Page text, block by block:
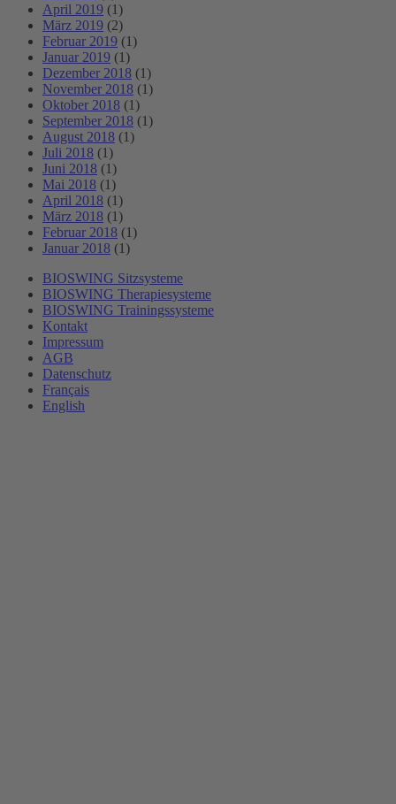
April 2019 (1)
März 2019 (2)
Februar 2019 (1)
Januar 2019 (1)
Dezember 2018 (1)
November 2018 (1)
Oktober 2018 (1)
September 2018 (1)
August 2018 (1)
Juli 2018 (1)
Juni 2018 (1)
Mai 2018 (1)
April 2018 (1)
März 2018 (1)
Februar 2018 (1)
Januar 2018 (1)
BIOSWING Sitzsysteme
BIOSWING Therapiesysteme
BIOSWING Trainingssysteme
Kontakt
Impressum
AGB
Datenschutz
Français
English